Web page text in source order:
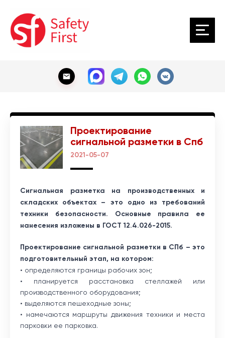
Проектирование
сигнальной разметки в Спб
2021-05-07
Сигнальная разметка на производственных и
складских объектах – это одно из требований
техники безопасности. Основные правила ее
нанесения изложены в ГОСТ 12.4.026-2015.
Проектирование сигнальной разметки в СПб – это
подготовительный этап, на котором:
• определяются границы рабочих зон;
• планируется расстановка стеллажей или
производственного оборудования;
• выделяются пешеходные зоны;
• намечаются маршруты движения техники и места
парковки ее парковка.